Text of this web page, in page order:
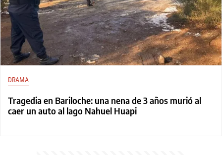
DRAMA
Tragedia en Bariloche: una nena de 3 años murió al
caer un auto al lago Nahuel Huapi